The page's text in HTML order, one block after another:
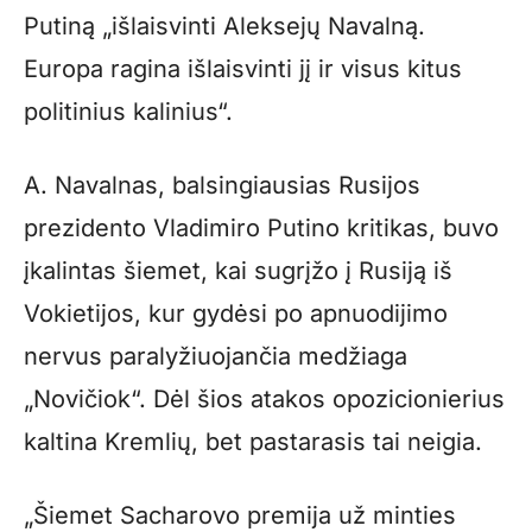
Putiną „išlaisvinti Aleksejų Navalną.
Europa ragina išlaisvinti jį ir visus kitus
politinius kalinius“.
A. Navalnas, balsingiausias Rusijos
prezidento Vladimiro Putino kritikas, buvo
įkalintas šiemet, kai sugrįžo į Rusiją iš
Vokietijos, kur gydėsi po apnuodijimo
nervus paralyžiuojančia medžiaga
„Novičiok“. Dėl šios atakos opozicionierius
kaltina Kremlių, bet pastarasis tai neigia.
„Šiemet Sacharovo premija už minties